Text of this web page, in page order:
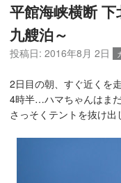
平館海峡横断
九艘泊～
投稿日: 2016年8月 2日
2日目の朝、すぐ近くを
4時半…ハマちゃんはまだ
さっそくテントを抜け出